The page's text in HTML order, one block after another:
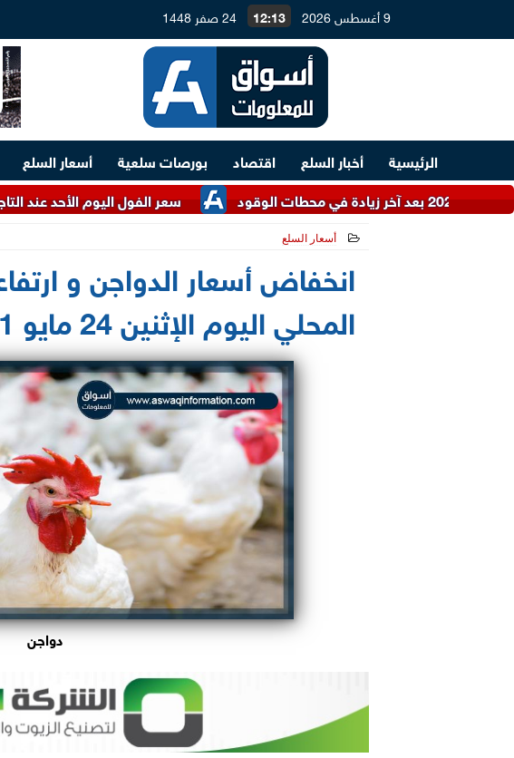
9 أغسطس 2026 12:13 24 صفر 1448
الرئيسية أخبار السلع اقتصاد بورصات سلعية أسعار السلع
سعر الفول اليوم الأحد عند التاجر.. أردب
أسعار السلع
انخفاض أسعار الدواجن و
المحلي اليوم الإثنين 24 مايو 2021
دواجن